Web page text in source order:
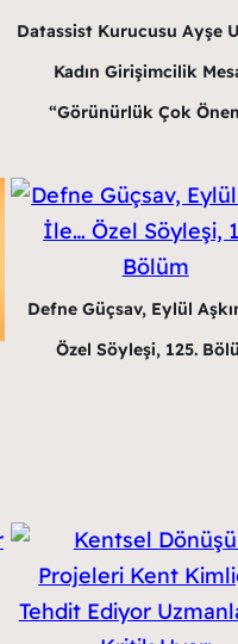
Datassist Kurucusu Ayşe
Kadın Girişimcilik
“Görünürlük Çok
Defne Güçsav, Eylül
Özel Söyleşi, 125.